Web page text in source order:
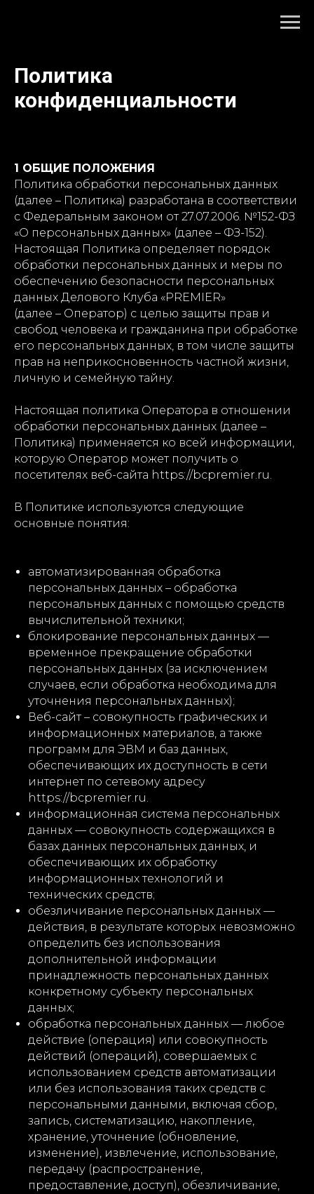
Политика
конфиденциальности
1 ОБЩИЕ ПОЛОЖЕНИЯ
Политика обработки персональных данных
(далее – Политика) разработана в соответствии
с Федеральным законом от 27.07.2006. №152-ФЗ
«О персональных данных» (далее – ФЗ-152).
Настоящая Политика определяет порядок
обработки персональных данных и меры по
обеспечению безопасности персональных
данных Делового Клуба «PREMIER»
(далее – Оператор) с целью защиты прав и
свобод человека и гражданина при обработке
его персональных данных, в том числе защиты
прав на неприкосновенность частной жизни,
личную и семейную тайну.
Настоящая политика Оператора в отношении
обработки персональных данных (далее –
Политика) применяется ко всей информации,
которую Оператор может получить о
посетителях веб-сайта https://bcpremier.ru.
В Политике используются следующие
основные понятия:
автоматизированная обработка
персональных данных – обработка
персональных данных с помощью средств
вычислительной техники;
блокирование персональных данных —
временное прекращение обработки
персональных данных (за исключением
случаев, если обработка необходима для
уточнения персональных данных);
Веб-сайт – совокупность графических и
информационных материалов, а также
программ для ЭВМ и баз данных,
обеспечивающих их доступность в сети
интернет по сетевому адресу
https://bcpremier.ru.
информационная система персональных
данных — совокупность содержащихся в
базах данных персональных данных, и
обеспечивающих их обработку
информационных технологий и
технических средств;
обезличивание персональных данных —
действия, в результате которых невозможно
определить без использования
дополнительной информации
принадлежность персональных данных
конкретному субъекту персональных
данных;
обработка персональных данных — любое
действие (операция) или совокупность
действий (операций), совершаемых с
использованием средств автоматизации
или без использования таких средств с
персональными данными, включая сбор,
запись, систематизацию, накопление,
хранение, уточнение (обновление,
изменение), извлечение, использование,
передачу (распространение,
предоставление, доступ), обезличивание,